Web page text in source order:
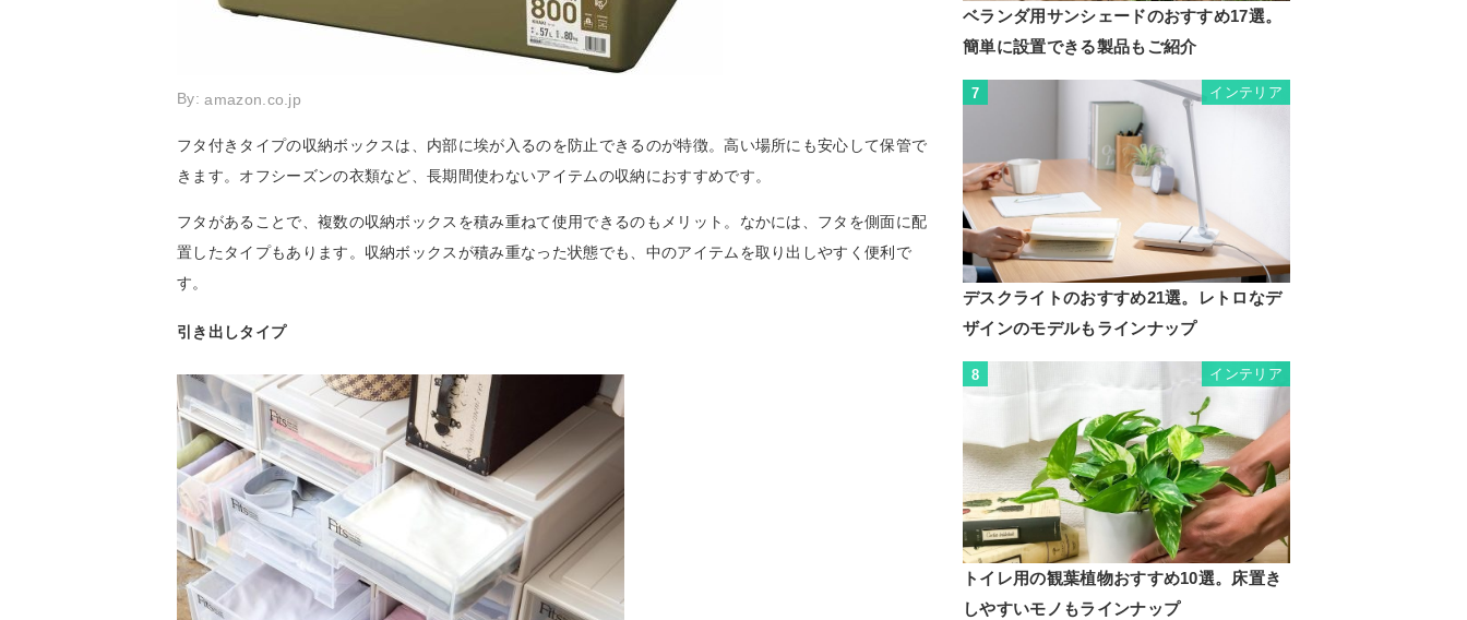
By:amazon.co.jp
フタ付きタイプの収納ボックスは、内部に埃が入るのを防止できるのが特徴。高い場所にも安心して保管で
きます。オフシーズンの衣類など、長期間使わないアイテムの収納におすすめです。
フタがあることで、複数の収納ボックスを積み重ねて使用できるのもメリット。なかには、フタを側面に配
置したタイプもあります。収納ボックスが積み重なった状態でも、中のアイテムを取り出しやすく便利で
す。
引き出しタイプ
ベランダ用サンシェードのおすすめ17選。
簡単に設置できる製品もご紹介
7 インテリア
デスクライトのおすすめ21選。レトロなデ
ザインのモデルもラインナップ
8 インテリア
トイレ用の観葉植物おすすめ10選。床置き
しやすいモノもラインナップ